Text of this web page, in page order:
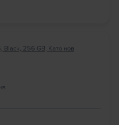
Black, 256 GB, Като нов